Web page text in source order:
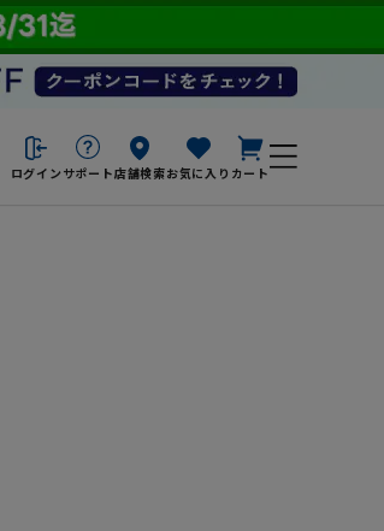
ログイン サポート店舗検索お気に入り カート